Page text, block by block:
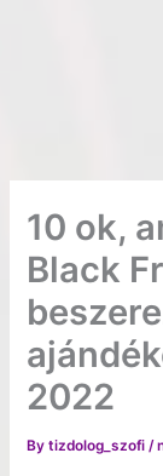
10 ok,
Black
2022
Bytizdolog_szofi/